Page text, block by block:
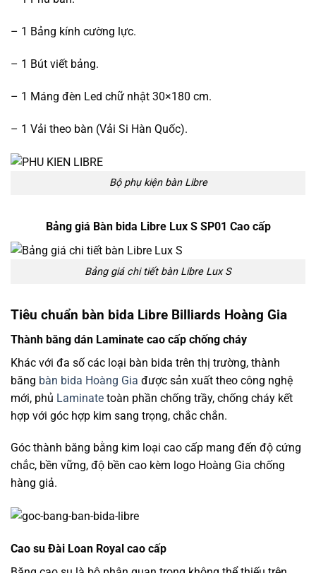
– 1 Bảng kính cường lực.
– 1 Bút viết bảng.
– 1 Máng đèn Led chữ nhật 30×180 cm.
– 1 Vải theo bàn (Vải Si Hàn Quốc).
Bộ phụ kiện bàn Libre
Bảng giá Bàn bida Libre Lux S SP01 Cao cấp
Bảng giá chi tiết bàn Libre Lux S
Tiêu chuẩn bàn bida Libre Billiards Hoàng Gia
Thành băng dán Laminate cao cấp chống cháy
Khác với đa số các loại bàn bida trên thị trường, thành
băng bàn bida Hoàng Gia được sản xuất theo công nghệ
mới, phủ Laminate toàn phần chống trầy, chống cháy kết
hợp với góc hợp kim sang trọng, chắc chắn.
Góc thành băng bằng kim loại cao cấp mang đến độ cứng
chắc, bền vững, độ bền cao kèm logo Hoàng Gia chống
hàng giả.
Cao su Đài Loan Royal cao cấp